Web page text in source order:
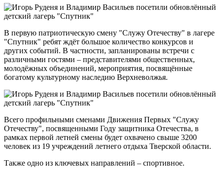
В первую патриотическую смену "Служу Отечеству" в лагере
"Спутник" ребят ждёт большое количество конкурсов и
других событий. В частности, запланированы встречи с
различными гостями – представителями общественных,
молодёжных объединений, мероприятия, посвящённые
богатому культурному наследию Верхневолжья.
Всего профильными сменами Движения Первых "Служу
Отечеству", посвященными Году защитника Отечества, в
рамках первой летней смены будет охвачено свыше 3200
человек из 19 учреждений летнего отдыха Тверской области.
Также одно из ключевых направлений – спортивное.